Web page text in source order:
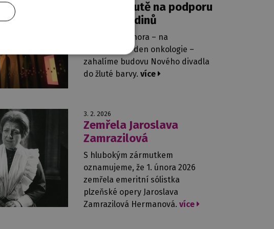
Svítíme žlutě na podporu
malých hrdinů
V neděli 15. února – na
Mezinárodní den onkologie –
zahalíme budovu Nového divadla
do žluté barvy. více
3. 2. 2026
Zemřela Jaroslava
Zamrazilová
S hlubokým zármutkem
oznamujeme, že 1. února 2026
zemřela emeritní sólistka
plzeňské opery Jaroslava
Zamrazilová Hermanová. více